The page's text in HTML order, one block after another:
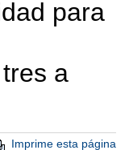
para
a
Imprime esta página